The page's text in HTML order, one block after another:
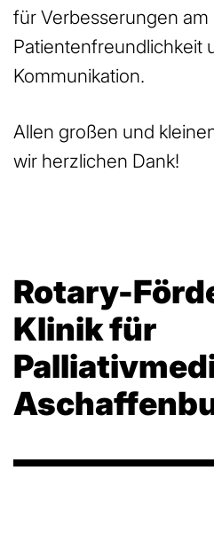
für Verbesserungen
Patientenfreundlichkeit
Kommunikation.
Allen großen und
wir herzlichen Dank!
Rotary-
Klinik für